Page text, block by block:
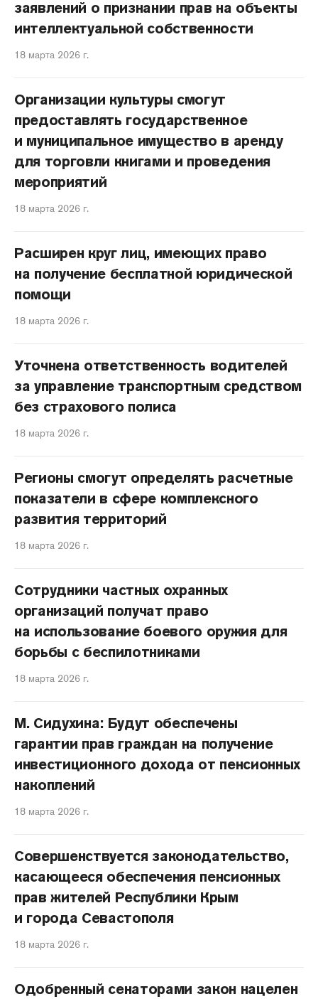
заявлений о признании прав на объекты
интеллектуальной собственности
18 марта 2026 г.
Организации культуры смогут
предоставлять государственное
и муниципальное имущество в аренду
для торговли книгами и проведения
мероприятий
18 марта 2026 г.
Расширен круг лиц, имеющих право
на получение бесплатной юридической
помощи
18 марта 2026 г.
Уточнена ответственность водителей
за управление транспортным средством
без страхового полиса
18 марта 2026 г.
Регионы смогут определять расчетные
показатели в сфере комплексного
развития территорий
18 марта 2026 г.
Сотрудники частных охранных
организаций получат право
на использование боевого оружия для
борьбы с беспилотниками
18 марта 2026 г.
М. Сидухина: Будут обеспечены
гарантии прав граждан на получение
инвестиционного дохода от пенсионных
накоплений
18 марта 2026 г.
Совершенствуется законодательство,
касающееся обеспечения пенсионных
прав жителей Республики Крым
и города Севастополя
18 марта 2026 г.
Одобренный сенаторами закон нацелен